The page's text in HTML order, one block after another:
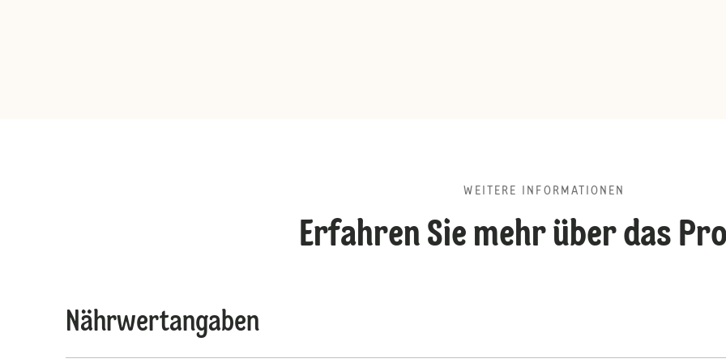
WEITERE INFORMATIONEN
Erfahren Sie mehr über das
Nährwertangaben